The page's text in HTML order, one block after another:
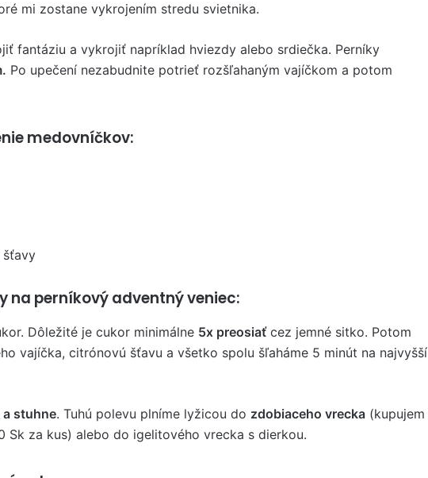
mi zostane vykrojením stredu svietnika.
fantáziu a vykrojiť napríklad hviezdy alebo srdiečka. Perníky
Po upečení nezabudnite potrieť rozšľahaným vajíčkom a potom
medovníčkov:
šťavy
na perníkový adventný veniec:
Dôležité je cukor minimálne 5x preosiaťcez jemné sitko. Potom
vajíčka, citrónovú šťavu a všetko spolu šľaháme 5 minút na najvyšší
a stuhne. Tuhú polevu plníme lyžicou do zdobiaceho vrecka (kupujem
za kus) alebo do igelitového vrecka s dierkou.